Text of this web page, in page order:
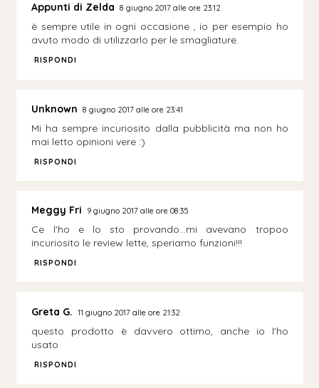
Appunti di Zelda 8 giugno 2017 alle ore 23:12
è sempre utile in ogni occasione , io per esempio ho
avuto modo di utilizzarlo per le smagliature.
RISPONDI
Unknown 8 giugno 2017 alle ore 23:41
Mi ha sempre incuriosito dalla pubblicità ma non ho
mai letto opinioni vere :)
RISPONDI
Meggy Fri 9 giugno 2017 alle ore 08:35
Ce l'ho e lo sto provando...mi avevano tropoo
incuriosito le review lette, speriamo funzioni!!!
RISPONDI
Greta G. 11 giugno 2017 alle ore 21:32
questo prodotto è davvero ottimo, anche io l'ho
usato
RISPONDI